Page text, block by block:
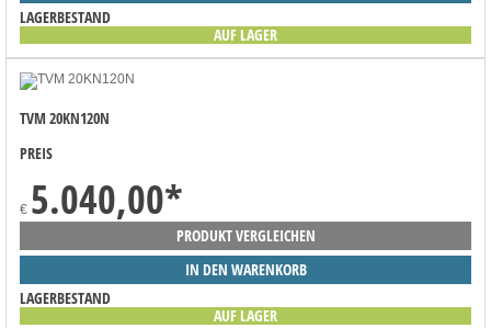
LAGERBESTAND
AUF LAGER
TVM 20KN120N
PREIS
€ 5.040,00*
PRODUKT VERGLEICHEN
IN DEN WARENKORB
LAGERBESTAND
AUF LAGER